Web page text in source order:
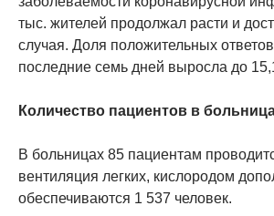
тыс. жителей продолжал расти и
случая. Доля положительных
последние семь дней выросла до
Количество пациентов в
В больницах 85 пациентам
вентиляция легких, кислородом
обеспечиваются 1 537 человек.